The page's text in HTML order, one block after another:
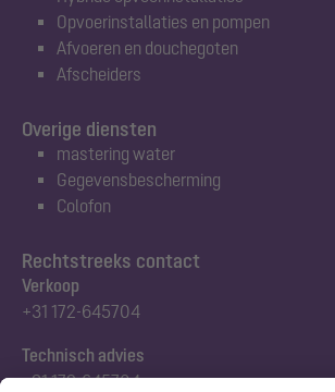
Opvoerinstallaties en pompen
Afvoeren en douchegoten
Afscheiders
Rechtstreeks contact
Verkoop
+31 172-645704
Technisch advies
+31 172-645704
Overige diensten
mastering water
Gegevensbescherming
Colofon